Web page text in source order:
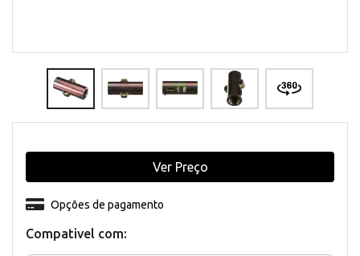
Compativel com:
Opções de pagamento
Ver Preço